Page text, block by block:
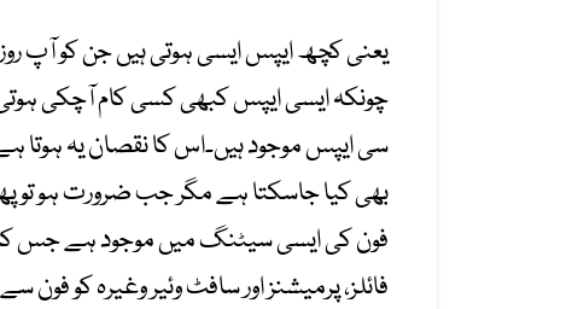
یعنیکچھ ایپس ایسی ہوتی ہیں جن کو آپ
چونکہ ایسی ایپس کبھی کسی کام آچکی ہوتی
سی ایپس موجود ہیں۔اس کا نقصان یہ ہوتا
بھی کیا جاسکتا ہے مگر جب ضرورت ہو تو پھر
فون کی ایسی سیٹنگ میں موجود ہے جس کا
فائلز، پرمیشنز اور سافٹ وئیر وغیرہ کو